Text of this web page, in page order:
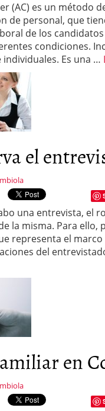
(AC) es un método
de personal, que
de los
condiciones.
Es una …
el
una entrevista, el
la misma. Para ello,
representa el
del
en